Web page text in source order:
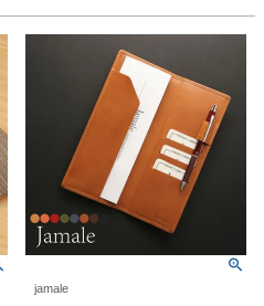
jamale